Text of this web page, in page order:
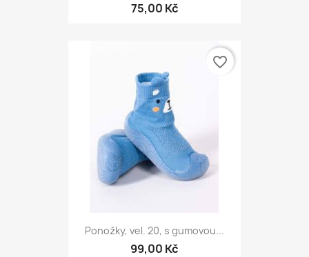
75,00 Kč
Ponožky, vel. 20, s gumovou...
99,00 Kč
favorite_border